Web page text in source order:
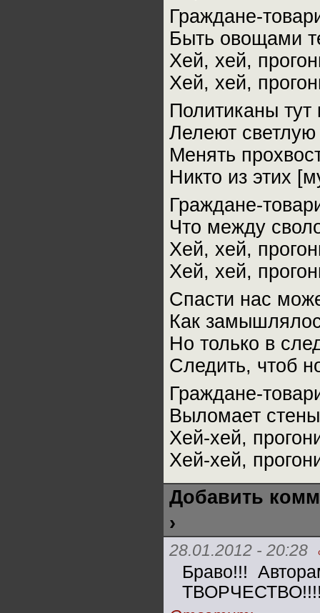
Граждане-
Быть овощами
Хей, хей,
Хей, хей,
Политиканы тут
Лелеют
Менять
Никто из этих
Граждане-
Что между
Хей, хей,
Хей, хей,
Спасти нас
Как
Но только в
Следить, чтоб
Граждане-
Выломает
Хей-хей,
Хей-хей,
Добавить
›
28.01.2012 - 20:28
Браво!!!